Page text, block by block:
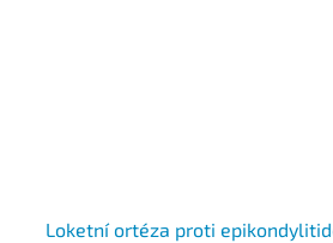
Loketní ortéza proti